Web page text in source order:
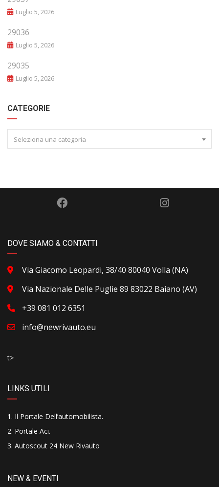
Luglio 5, 2026
29036
Luglio 5, 2026
29035
Luglio 5, 2026
CATEGORIE
Seleziona una categoria
DOVE SIAMO & CONTATTI
Via Giacomo Leopardi, 38/40 80040 Volla (NA)
Via Nazionale Delle Puglie 89 83022 Baiano (AV)
+39 081 012 6351
info@newrivauto.eu
t>
LINKS UTILI
Il Portale Dell’automobilista.
Portale Aci.
Autoscout 24 New Rivauto
NEW & EVENTI